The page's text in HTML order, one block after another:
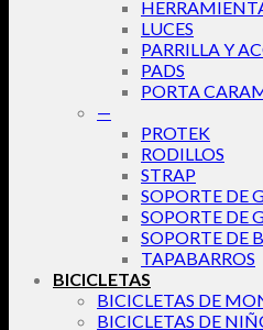
LUCES
PARRILLA Y
PADS
PORTA
—
PROTEK
RODILLOS
STRAP
SOPORTE DE
SOPORTE DE
SOPORTE DE
TAPABARROS
BICICLETAS
BICICLETAS DE
BICICLETAS DE